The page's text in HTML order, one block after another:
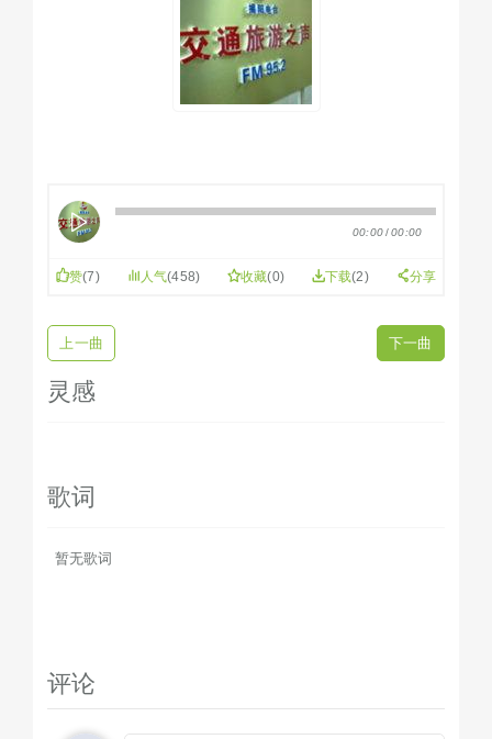
00:00/00:00
赞(7) 人气(458) 收藏(0) 下载(2) 分享
上一曲 下一曲
灵感
歌词
暂无歌词
评论